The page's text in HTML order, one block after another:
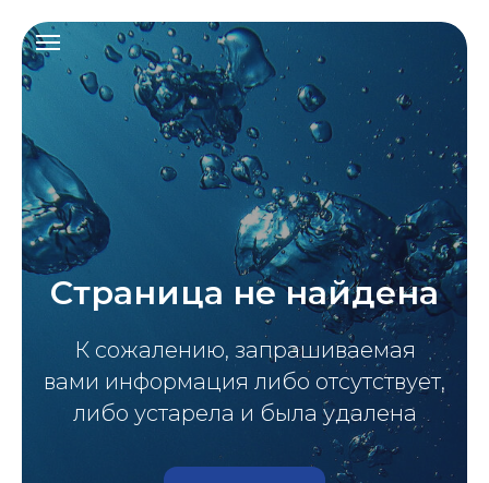
Страница не найдена
К сожалению, запрашиваемая
вами информация либо отсутствует,
либо устарела и была удалена